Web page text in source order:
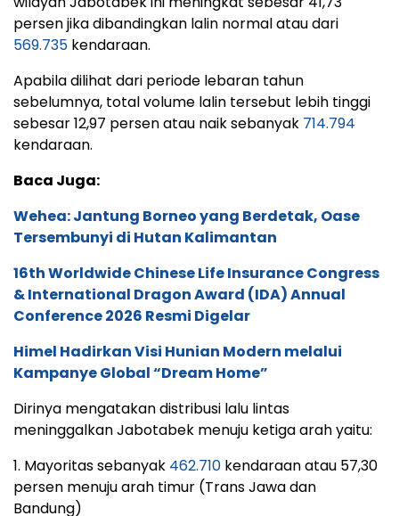
persen jika dibandingkan lalin normal atau dari
569.735 kendaraan.
Apabila dilihat dari periode lebaran tahun
sebelumnya, total volume lalin tersebut lebih tinggi
sebesar 12,97 persen atau naik sebanyak 714.794
kendaraan.
Baca Juga:
Wehea: Jantung Borneo yang Berdetak, Oase
Tersembunyi di Hutan Kalimantan
16th Worldwide Chinese Life Insurance Congress
& International Dragon Award (IDA) Annual
Conference 2026 Resmi Digelar
Himel Hadirkan Visi Hunian Modern melalui
Kampanye Global “Dream Home”
Dirinya mengatakan distribusi lalu lintas
meninggalkan Jabotabek menuju ketiga arah yaitu:
1. Mayoritas sebanyak 462.710 kendaraan atau 57,30
persen menuju arah timur (Trans Jawa dan
Bandung)